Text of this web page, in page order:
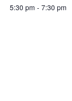
5:30 pm - 7:30 pm